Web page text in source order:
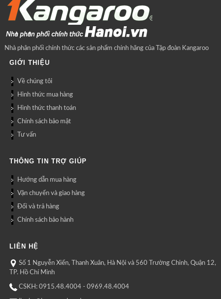
Nhà phân phối chính thức các sản phẩm chính hãng của Tập đoàn Kangaroo
GIỚI THIỆU
Về chúng tôi
Hình thức mua hàng
Hình thức thanh toán
Chính sách bảo mật
Tư vấn
THÔNG TIN TRỢ GIÚP
Hướng dẫn mua hàng
Vận chuyển và giao hàng
Đổi và trả hàng
Chính sách bảo hành
LIÊN HỆ
Số 1 Nguyễn Xiển, Thanh Xuân, Hà Nội và 560 Trường Chinh, Quận 12,
TP. Hồ Chí Minh
CSKH: 0915.48.4004 - 0969.48.4004